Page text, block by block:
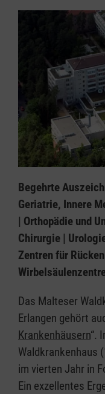
Begehrte
Geriatrie, Innere
| Orthopädie und
Chirurgie |
Zentren für
Das Malteser
Erlangen gehört
Krankenhäusern“.
Waldkrankenhaus
im vierten Jahr in
Ein exzellentes